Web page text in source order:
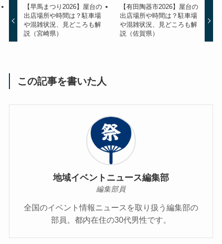
【早馬まつり2026】屋台の
出店場所や時間は？駐車場
や混雑状況、見どころも解
説（宮崎県）
【有田陶器市2026】屋台の
出店場所や時間は？駐車場
や混雑状況、見どころも解
説（佐賀県）
この記事を書いた人
地域イベントニュース編集部
編集部員
全国のイベント情報ニュースを取り扱う編集部の
部員。都内在住の30代男性です。